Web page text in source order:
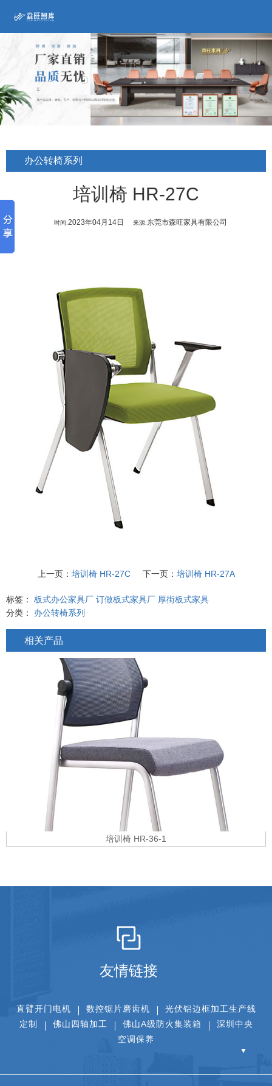
办公转椅系列
培训椅 HR-27C
时间:2023年04月14日 来源:东莞市森旺家具有限公司
上一页： 培训椅 HR-27C 下一页： 培训椅 HR-27A
标签： 板式办公家具厂 订做板式家具厂 厚街板式家具
分类： 办公转椅系列
相关产品
培训椅 HR-36-1
友情链接
直臂开门电机 数控锯片磨齿机
光伏铝边框加工生产线
定制
佛山四轴加工 佛山A级防火集装箱
深圳中央
空调保养
▼